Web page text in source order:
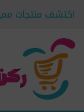
اكتشف منتجات